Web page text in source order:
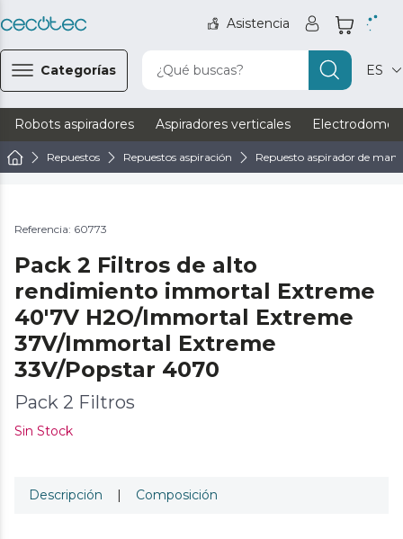
Asistencia
Categorías ¿Qué buscas? ES
Robots aspiradores Aspiradores verticales
Repuestos Repuestos aspiración Repuesto aspirador de mano
Referencia: 60773
Pack 2 Filtros de alto
rendimiento immortal Extreme
40'7V H2O/Immortal Extreme
37V/Immortal Extreme
33V/Popstar 4070
Pack 2 Filtros
Sin Stock
Descripción | Composición